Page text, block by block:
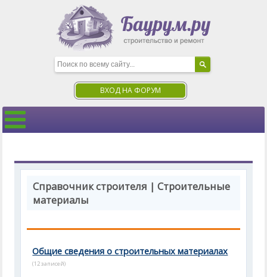
ВХОД НА ФОРУМ
Справочник строителя | Строительные
материалы
Общие сведения о строительных материалах
(12 записей)